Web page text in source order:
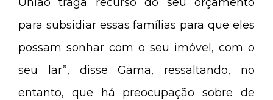
para subsidiar essas famílias para que eles
possam sonhar com o seu imóvel, com o
seu lar”, disse Gama, ressaltando, no
entanto, que há preocupação sobre de